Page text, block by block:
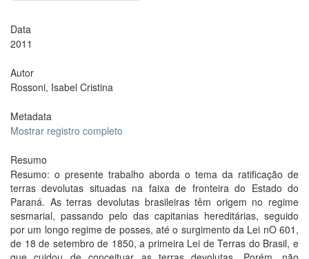
Data
2011
Autor
Rossoni, Isabel Cristina
Metadata
Mostrar registro completo
Resumo
Resumo: o presente trabalho aborda o tema da ratificação de
terras devolutas situadas na faixa de fronteira do Estado do
Paraná. As terras devolutas brasileiras têm origem no regime
sesmarial, passando pelo das capitanias hereditárias, seguido
por um longo regime de posses, até o surgimento da Lei nO 601,
de 18 de setembro de 1850, a primeira Lei de Terras do Brasil, e